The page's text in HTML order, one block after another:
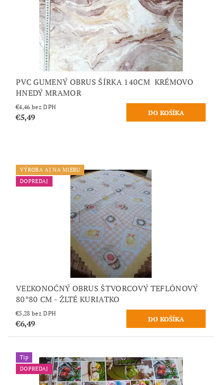
PVC GUMENÝ OBRUS ŠÍRKA 140CM KRÉMOVO
HNEDÝ MRAMOR
€4,46 bez DPH
€5,49
VÝROBA AJ NA MIERU
DOPREDAJ
VEĽKONOČNÝ OBRUS ŠTVORCOVÝ TEFLÓNOVÝ
80*80 CM - ŽLTÉ KURIATKO
€5,28 bez DPH
€6,49
Tip
DOPREDAJ